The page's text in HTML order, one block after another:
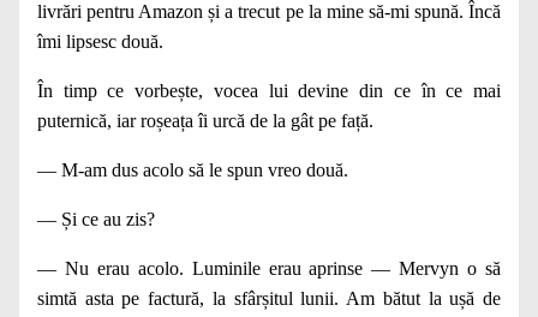
livrări pentru Amazon și a trecut pe la mine să‑mi spună. Încă
îmi lipsesc două.
În timp ce vorbește, vocea lui devine din ce în ce mai
puternică, iar roșeața îi urcă de la gât pe față.
— M‑am dus acolo să le spun vreo două.
— Și ce au zis?
— Nu erau acolo. Luminile erau aprinse — Mervyn o să
simtă asta pe factură, la sfârșitul lunii. Am bătut la ușă de